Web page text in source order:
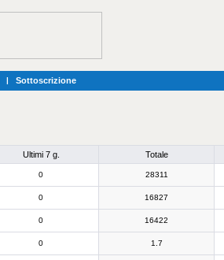
| Sottoscrizione
Ultimi 7 g. Totale
0 28311
0 16827
0 16422
0 1.7